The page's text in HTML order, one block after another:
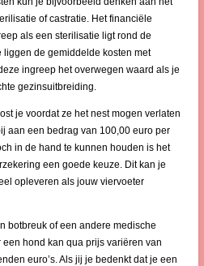
of castratie. Het financiële
als een sterilisatie ligt rond de
liggen de gemiddelde kosten met
ingreep het overwegen waard als je
gezinsuitbreiding.
je voordat ze het nest mogen verlaten
aan een bedrag van 100,00 euro per
in de hand te kunnen houden is het
een goede keuze. Dit kan je
opleveren als jouw viervoeter
botbreuk of een andere medische
hond kan qua prijs variëren van
euro’s. Als jij je bedenkt dat je een